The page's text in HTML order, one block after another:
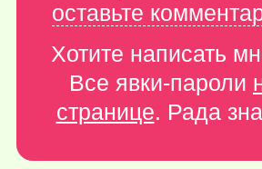
оставьте
Хотите написать
Все явки-пароли
странице. Рада